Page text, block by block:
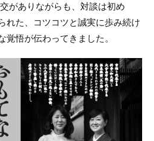
がありながらも、対談は初め
れた、コツコツと誠実に歩み続け
悟が伝わってきました。